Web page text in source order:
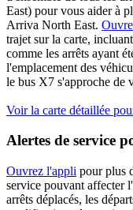
East) pour vous aider à
Arriva North East.
trajet sur la carte,
comme les arrêts ayant
l'emplacement des
le bus X7 s'approche de
Voir la carte détaillée
Alertes de service
Ouvrez l'appli pour plus
service pouvant affecter
arrêts déplacés, les